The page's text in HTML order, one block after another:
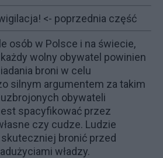
<- poprzednia część
osób w Polsce i na świecie,
wolny obywatel powinien
broni w celu
silnym argumentem za takim
obywateli
spacyfikować przez
czy cudze. Ludzie
bronić przed
władzy.